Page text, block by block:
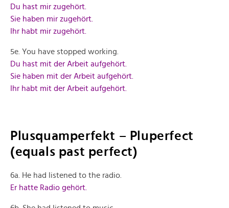
Du hast mir zugehört.
Sie haben mir zugehört.
Ihr habt mir zugehört.
5e. You have stopped working.
Du hast mit der Arbeit aufgehört.
Sie haben mit der Arbeit aufgehört.
Ihr habt mit der Arbeit aufgehört.
Plusquamperfekt – Pluperfect
(equals past perfect)
6a. He had listened to the radio.
Er hatte Radio gehört.